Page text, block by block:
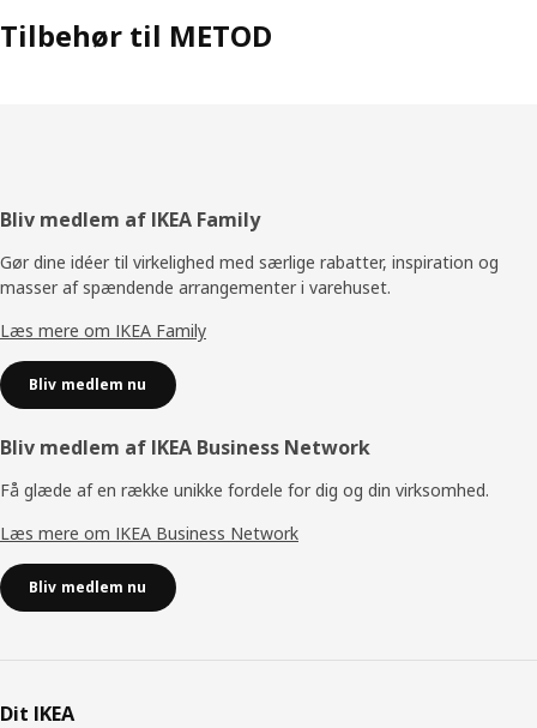
Tilbehør til METOD
Footer
Bliv medlem af IKEA Family
Gør dine idéer til virkelighed med særlige rabatter, inspiration og
masser af spændende arrangementer i varehuset.
Læs mere om IKEA Family
Bliv medlem nu
Bliv medlem af IKEA Business Network
Få glæde af en række unikke fordele for dig og din virksomhed.
Læs mere om IKEA Business Network
Bliv medlem nu
Dit IKEA